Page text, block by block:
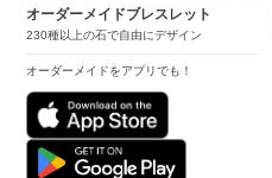
オーダーメイドブレスレット
230種以上の石で自由にデザイン
オーダーメイドをアプリでも！